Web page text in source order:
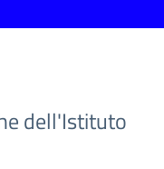
dell'Istituto